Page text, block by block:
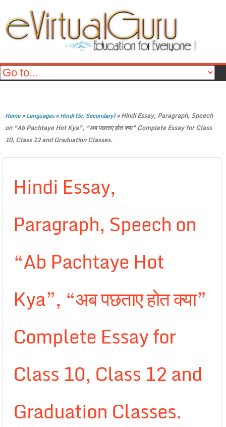
Home»Languages»Hindi (Sr. Secondary)»Hindi Essay, Paragraph, Speech
on “Ab Pachtaye Hot Kya”, “अब पछताए होत क्या” Complete Essay for Class
10, Class 12 and Graduation Classes.
Hindi Essay,
Paragraph, Speech on
“Ab Pachtaye Hot
Kya”, “अब पछताए होत क्या”
Complete Essay for
Class 10, Class 12 and
Graduation Classes.